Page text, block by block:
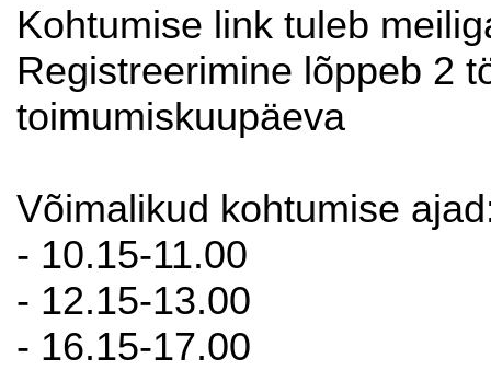
Kohtumise link tuleb
Registreerimine lõppeb 2
toimumiskuupäeva
Võimalikud kohtumise
- 10.15-11.00
- 12.15-13.00
- 16.15-17.00